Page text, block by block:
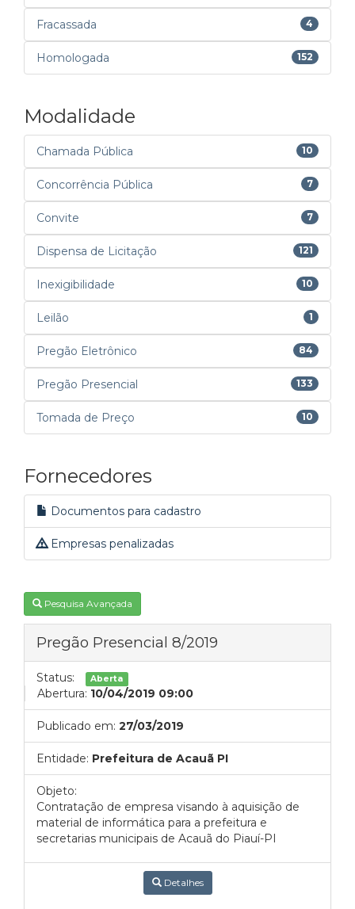
Fracassada 4
Homologada 152
Modalidade
Chamada Pública 10
Concorrência Pública 7
Convite 7
Dispensa de Licitação 121
Inexigibilidade 10
Leilão 1
Pregão Eletrônico 84
Pregão Presencial 133
Tomada de Preço 10
Fornecedores
Documentos para cadastro
Empresas penalizadas
Pesquisa Avançada
Pregão Presencial 8/2019
Status: Aberta
Abertura: 10/04/2019 09:00
Publicado em: 27/03/2019
Entidade: Prefeitura de Acauã PI
Objeto:
Contratação de empresa visando à aquisição de
material de informática para a prefeitura e
secretarias municipais de Acauã do Piauí-PI
Detalhes